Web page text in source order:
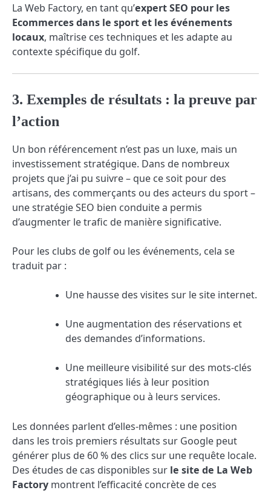
La Web Factory, en tant qu’expert SEO pour les
Ecommerces dans le sport et les événements
locaux, maîtrise ces techniques et les adapte au
contexte spécifique du golf.
3. Exemples de résultats : la preuve par
l’action
Un bon référencement n’est pas un luxe, mais un
investissement stratégique. Dans de nombreux
projets que j’ai pu suivre – que ce soit pour des
artisans, des commerçants ou des acteurs du sport –
une stratégie SEO bien conduite a permis
d’augmenter le trafic de manière significative.
Pour les clubs de golf ou les événements, cela se
traduit par :
Une hausse des visites sur le site internet.
Une augmentation des réservations et
des demandes d’informations.
Une meilleure visibilité sur des mots-clés
stratégiques liés à leur position
géographique ou à leurs services.
Les données parlent d’elles-mêmes : une position
dans les trois premiers résultats sur Google peut
générer plus de 60 % des clics sur une requête locale.
Des études de cas disponibles sur le site de La Web
Factory montrent l’efficacité concrète de ces